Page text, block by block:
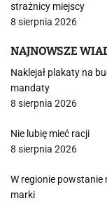
strażnicy miejscy
8 sierpnia 2026
NAJNOWSZE
Naklejał plakaty na
mandaty
8 sierpnia 2026
Nie lubię mieć racji
8 sierpnia 2026
W regionie powstanie
marki